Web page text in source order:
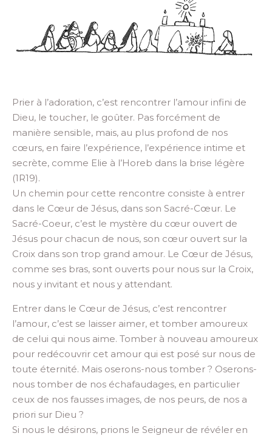
Prier à l’adoration, c’est rencontrer l’amour infini de
Dieu, le toucher, le goûter. Pas forcément de
manière sensible, mais, au plus profond de nos
cœurs, en faire l’expérience, l’expérience intime et
secrète, comme Elie à l’Horeb dans la brise légère
(1R19).
Un chemin pour cette rencontre consiste à entrer
dans le Cœur de Jésus, dans son Sacré-Cœur. Le
Sacré-Coeur, c’est le mystère du cœur ouvert de
Jésus pour chacun de nous, son cœur ouvert sur la
Croix dans son trop grand amour. Le Cœur de Jésus,
comme ses bras, sont ouverts pour nous sur la Croix,
nous y invitant et nous y attendant.
Entrer dans le Cœur de Jésus, c’est rencontrer
l’amour, c’est se laisser aimer, et tomber amoureux
de celui qui nous aime. Tomber à nouveau amoureux
pour redécouvrir cet amour qui est posé sur nous de
toute éternité. Mais oserons-nous tomber ? Oserons-
nous tomber de nos échafaudages, en particulier
ceux de nos fausses images, de nos peurs, de nos a
priori sur Dieu ?
Si nous le désirons, prions le Seigneur de révéler en